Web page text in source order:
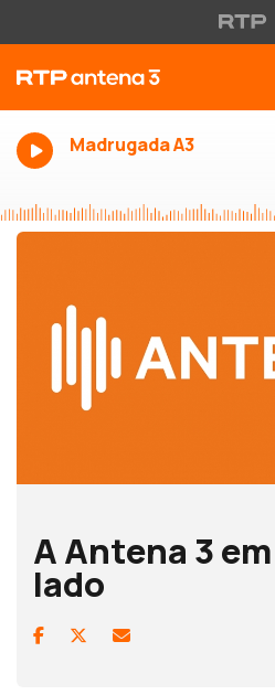
Madrugada A3
A Antena 3
lado